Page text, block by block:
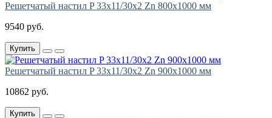
Решетчатый настил P 33х11/30х2 Zn 800х1000 мм
9540 руб.
Купить
Решетчатый настил P 33х11/30х2 Zn 900х1000 мм
10862 руб.
Купить